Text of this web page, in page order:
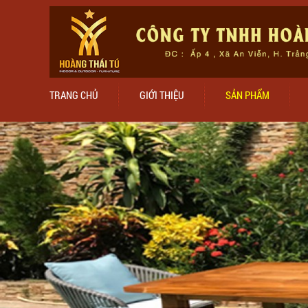
TRANG CHỦ GIỚI THIỆU SẢN PHẨM